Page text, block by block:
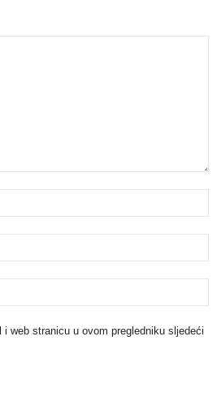
web stranicu u ovom pregledniku sljedeći